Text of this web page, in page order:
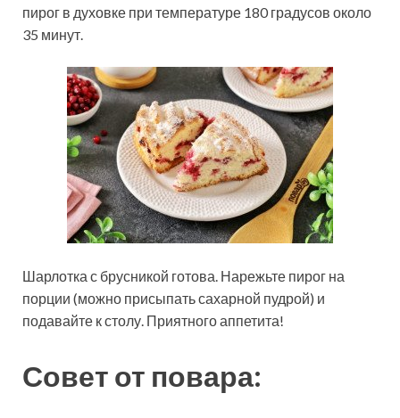
пирог в духовке при температуре 180 градусов около
35 минут.
Шарлотка с брусникой готова. Нарежьте пирог на
порции (можно присыпать сахарной пудрой) и
подавайте к столу. Приятного аппетита!
Совет от повара: